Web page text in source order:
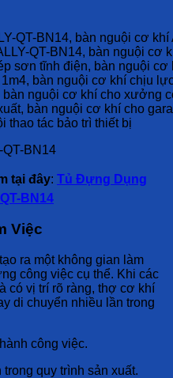
QT-BN14
tại đây: Tủ Đựng Dụng
BN14
Việc
ra một không gian làm
công việc cụ thể. Khi các
có vị trí rõ ràng, thợ cơ khí
di chuyển nhiều lần trong
công việc.
quy trình sản xuất.